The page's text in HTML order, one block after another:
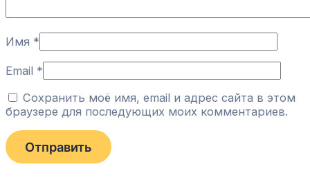
Имя *
Email *
Сохранить моё имя, email и адрес сайта в этом
браузере для последующих моих комментариев.